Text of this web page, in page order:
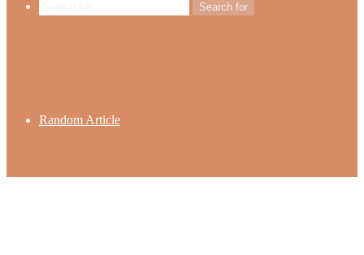
Search for
Random Article